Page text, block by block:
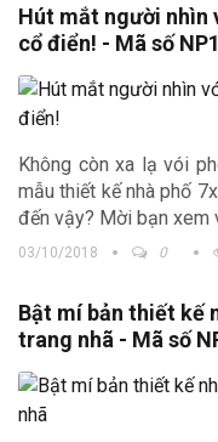
Hút mắt người nhìn
cổ điển! - Mã số
Không còn xa lạ vói
mẫu thiết kế nhà phố
đến vậy? Mời bạn xem
03/10/2018 0
Bật mí bản thiết kế
trang nhã - Mã số